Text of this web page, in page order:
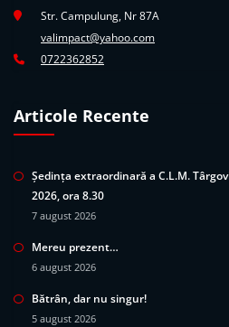
Str. Campulung, Nr 87A
valimpact@yahoo.com
0722362852
Articole Recente
Ședința extraordinară a C.L.M.
2026, ora 8.30
7 august 2026
Mereu prezent…
6 august 2026
Bătrân, dar nu singur!
5 august 2026